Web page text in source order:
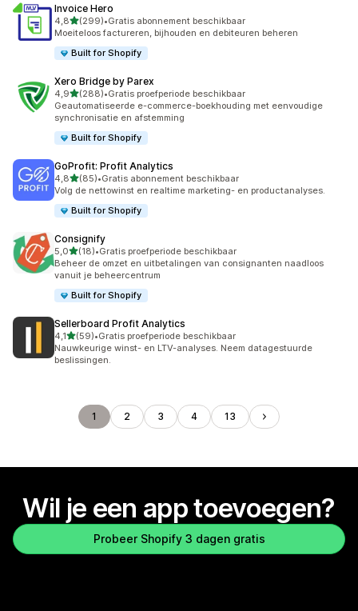
Invoice Hero
4,8van 5 sterren
(299)
299 recensies in totaal
•Gratis abonnement beschikbaar
Moeiteloos factureren, bijhouden en debiteuren beheren
Built for Shopify
Xero Bridge by Parex
4,9van 5 sterren
(288)
288 recensies in totaal
•Gratis proefperiode beschikbaar
Geautomatiseerde e-commerce-boekhouding met eenvoudige
synchronisatie en afstemming
Built for Shopify
GoProfit: Profit Analytics
4,8van 5 sterren
(85)
85 recensies in totaal
•Gratis abonnement beschikbaar
Volg de nettowinst en realtime marketing- en productanalyses.
Built for Shopify
Consignify
5,0van 5 sterren
(18)
18 recensies in totaal
•Gratis proefperiode beschikbaar
Beheer de omzet en uitbetalingen van consignanten naadloos
vanuit je beheercentrum
Built for Shopify
Sellerboard Profit Analytics
4,1van 5 sterren
(59)
59 recensies in totaal
•Gratis proefperiode beschikbaar
Nauwkeurige winst- en LTV-analyses. Neem datagestuurde
beslissingen.
1 2 3 4 13
Wil je een app toevoegen?
Probeer Shopify 3 dagen gratis